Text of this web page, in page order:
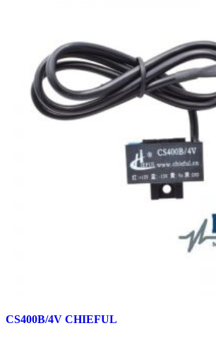
CS400B/4V CHIEFUL